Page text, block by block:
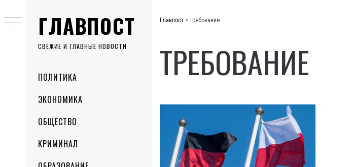
ГЛАВПОСТ
СВЕЖИЕ И ГЛАВНЫЕ НОВОСТИ
MenuПОЛИТИКА
ЭКОНОМИКА
ОБЩЕСТВО
КРИМИНАЛ
to
content
Главпост > требование
ТРЕБОВАНИЕ